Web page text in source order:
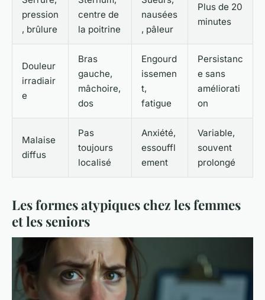
pression
, brûlure
centre de
la poitrine
nausées
, pâleur
Plus de 20
minutes
Douleur
irradiair
e
Bras
gauche,
mâchoire,
dos
Engourd
issemen
t,
fatigue
Persistanc
e sans
améliorati
on
Malaise
diffus
Pas
toujours
localisé
Anxiété,
essouffl
ement
Variable,
souvent
prolongé
Les formes atypiques chez les femmes
et les seniors